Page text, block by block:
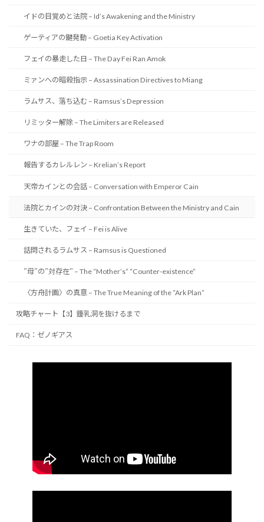
イドの目覚めと法院 – Id’s Awakening and the Ministry
ゲーティアの鍵発動 – Goetia Key Activation
フェイの暴走した日 – The Day Fei Ran Amok
ミァンへの暗殺指示 – Assassination Directives to Miang
ラムサス、落ち込む – Ramsus’s Depression
リミッター解除 – The Limiters are Released
ワナの部屋 – The Trap Room
報告するカレルレン – Krelian’s Report
天帝カインとの会話 – Conversation with Emperor Cain
法院とカインの対決 – Confrontation Between the Ministry and Cain
生きていた、フェイ – Fei is Alive
話問されるラムサス – Ramsus is Questioned
″母″の″対存在″ – The “Mother’s” “Counter-existence”
〈方舟計画〉の真意 – The True Meaning of the “Ark Plan”
攻略チャート【3】鍾乳洞を抜けるまで
FAQ：ゼノギアス